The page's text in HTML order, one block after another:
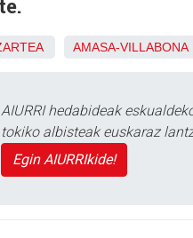
AMASA-VILLABONA
AIURRI hedabideak
tokiko albisteak euskaraz
Egin AIURRIkide!